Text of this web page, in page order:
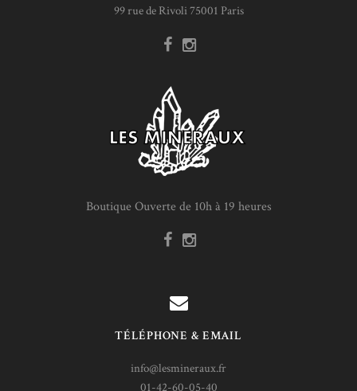
99 rue de Rivoli 75001 Paris
Boutique Ouverte de 10h à 19 heures
TÉLÉPHONE & EMAIL
info@lesmineraux.fr
01-42-60-05-40